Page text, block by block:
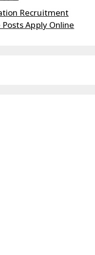
Recruitment
Apply Online